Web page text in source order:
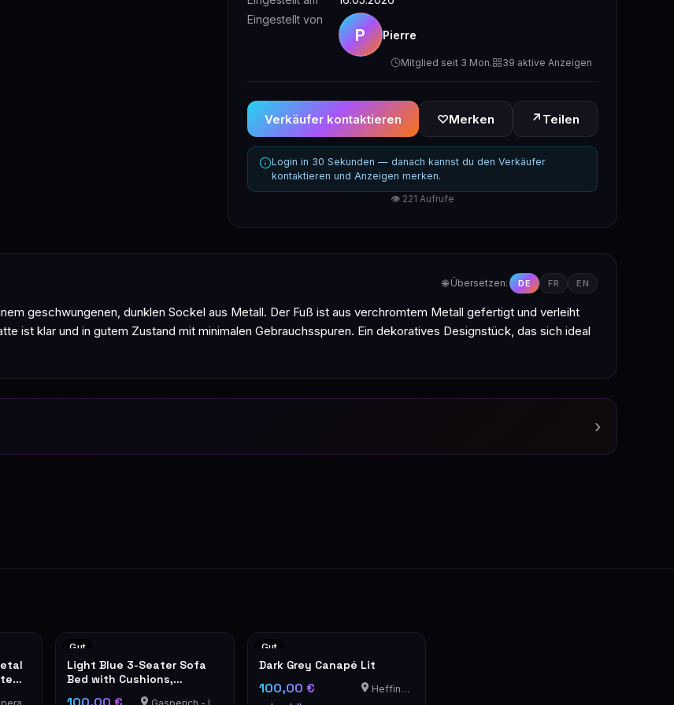
Eingestellt von
P Pierre
Mitglied seit 3 Mon. 39 aktive Anzeigen
Verkäufer kontaktieren ♡Merken ↗ Teilen
Login in 30 Sekunden — danach kannst du den Verkäufer
kontaktieren und Anzeigen merken.
👁 221 Aufrufe
🌐 Übersetzen: DE FR EN
geschwungenen, dunklen Sockel aus Metall. Der Fuß ist aus verchromtem Metall gefertigt und verleiht
ist klar und in gutem Zustand mit minimalen Gebrauchsspuren. Ein dekoratives Designstück, das sich ideal
›
Gut
Light Blue 3-Seater Sofa
Bed with Cushions,
convertible to a bed, Ikea
Gut
Dark Grey Canapé Lit
100,00 € Heffingen